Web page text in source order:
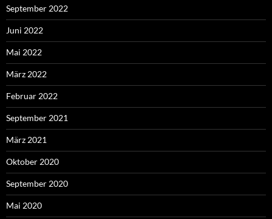
September 2022
Juni 2022
Mai 2022
März 2022
Februar 2022
September 2021
März 2021
Oktober 2020
September 2020
Mai 2020